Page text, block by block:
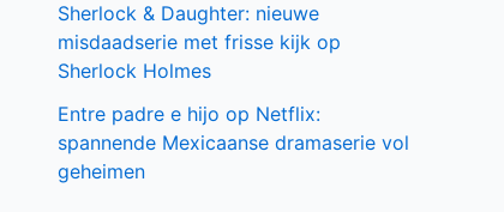
Sherlock & Daughter: nieuwe
misdaadserie met frisse kijk op
Sherlock Holmes
Entre padre e hijo op Netflix:
spannende Mexicaanse dramaserie vol
geheimen